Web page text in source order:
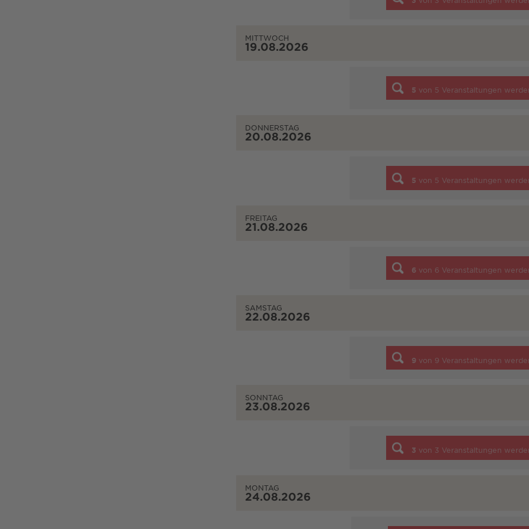
MITTWOCH
19.08.2026
5 von 5 Veranstaltungen
DONNERSTAG
20.08.2026
5 von 5 Veranstaltungen
FREITAG
21.08.2026
6 von 6 Veranstaltungen
SAMSTAG
22.08.2026
9 von 9 Veranstaltungen
SONNTAG
23.08.2026
3 von 3 Veranstaltungen
MONTAG
24.08.2026